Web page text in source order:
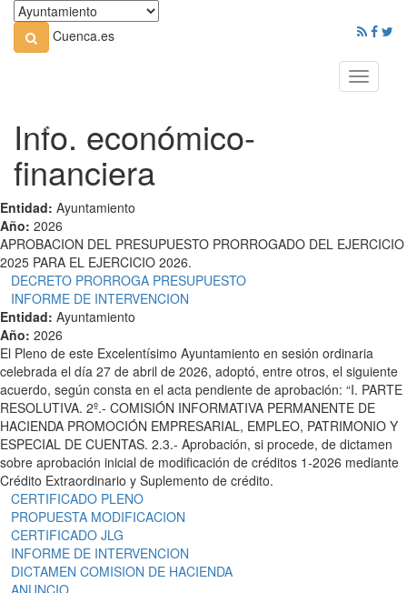
Cuenca.es
Toggle
Info. económico-
financiera
Entidad: Ayuntamiento
Año: 2026
APROBACION DEL PRESUPUESTO PRORROGADO DEL EJERCICIO
2025 PARA EL EJERCICIO 2026.
DECRETO PRORROGA PRESUPUESTO
INFORME DE INTERVENCION
Entidad: Ayuntamiento
Año: 2026
El Pleno de este Excelentísimo Ayuntamiento en sesión ordinaria
celebrada el día 27 de abril de 2026, adoptó, entre otros, el siguiente
acuerdo, según consta en el acta pendiente de aprobación: “I. PARTE
RESOLUTIVA. 2º.- COMISIÓN INFORMATIVA PERMANENTE DE
HACIENDA PROMOCIÓN EMPRESARIAL, EMPLEO, PATRIMONIO Y
ESPECIAL DE CUENTAS. 2.3.- Aprobación, si procede, de dictamen
sobre aprobación inicial de modificación de créditos 1-2026 mediante
Crédito Extraordinario y Suplemento de crédito.
CERTIFICADO PLENO
PROPUESTA MODIFICACION
CERTIFICADO JLG
INFORME DE INTERVENCION
DICTAMEN COMISION DE HACIENDA
ANUNCIO